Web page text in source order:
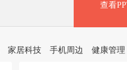
查看
家居科技 手机周边 健康管理